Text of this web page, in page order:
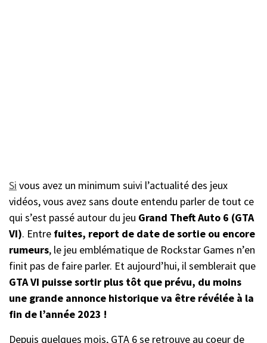
Si vous avez un minimum suivi l’actualité des jeux
vidéos, vous avez sans doute entendu parler de tout ce
qui s’est passé autour du jeu Grand Theft Auto 6 (GTA
VI). Entre fuites, report de date de sortie ou encore
rumeurs, le jeu emblématique de Rockstar Games n’en
finit pas de faire parler. Et aujourd’hui, il semblerait que
GTA VI puisse sortir plus tôt que prévu, du moins
une grande annonce historique va être révélée à la
fin de l’année 2023 !
Depuis quelques mois, GTA 6 se retrouve au coeur de